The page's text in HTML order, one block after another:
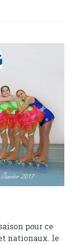
pour ce
nationaux. le